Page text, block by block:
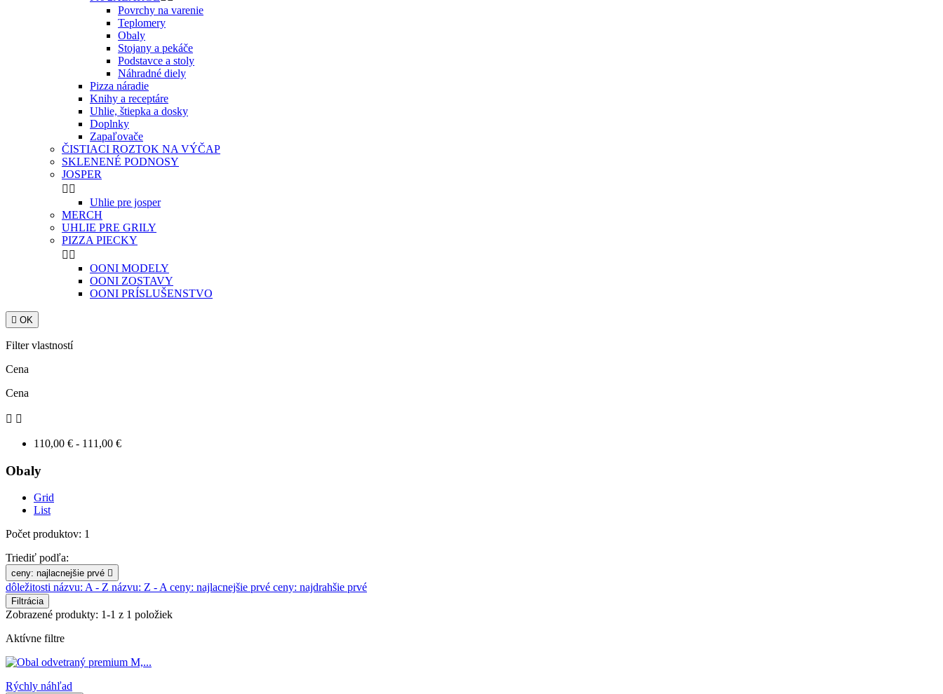
Povrchy na varenie
Teplomery
Obaly
Stojany a pekáče
Podstavce a stoly
Náhradné diely
Pizza náradie
Knihy a receptáre
Uhlie, štiepka a dosky
Doplnky
Zapaľovače
ČISTIACI ROZTOK NA VÝČAP
SKLENENÉ PODNOSY
JOSPER
 
Uhlie pre josper
MERCH
UHLIE PRE GRILY
PIZZA PIECKY
 
OONI MODELY
OONI ZOSTAVY
OONI PRÍSLUŠENSTVO
 OK
Filter vlastností
Cena
Cena
 
110,00 € - 111,00 €
Obaly
Grid
List
Počet produktov: 1
Triediť podľa:
ceny: najlacnejšie prvé 
dôležitosti názvu: A - Z názvu: Z - Aceny: najlacnejšie prvé ceny: najdrahšie prvé
Filtrácia
Zobrazené produkty: 1-1 z 1 položiek
Aktívne filtre
Rýchly náhľad